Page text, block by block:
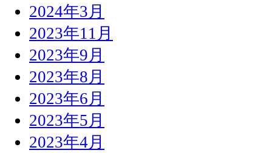
2024年3月
2023年11月
2023年9月
2023年8月
2023年6月
2023年5月
2023年4月